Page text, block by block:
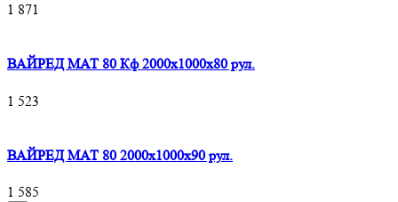
1 871
ВАЙРЕД МАТ 80 Кф 2000x1000x80 рул.
1 523
ВАЙРЕД МАТ 80 2000x1000x90 рул.
1 585